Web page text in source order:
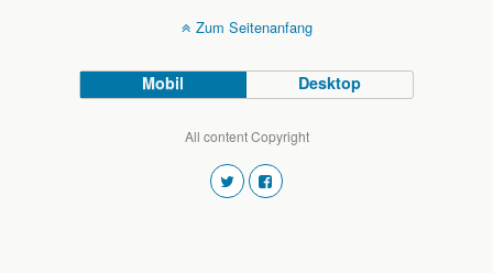
Zum Seitenanfang
Mobil Desktop
All content Copyright